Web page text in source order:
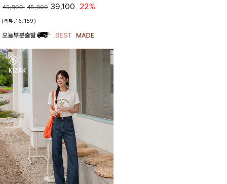
49,900 45,900 39,100 22%
(리뷰:16,159)